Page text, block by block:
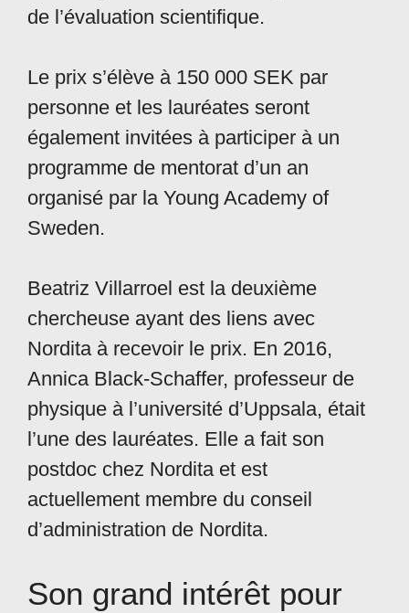
de l’évaluation scientifique.
Le prix s’élève à 150 000 SEK par
personne et les lauréates seront
également invitées à participer à un
programme de mentorat d’un an
organisé par la Young Academy of
Sweden.
Beatriz Villarroel est la deuxième
chercheuse ayant des liens avec
Nordita à recevoir le prix. En 2016,
Annica Black-Schaffer, professeur de
physique à l’université d’Uppsala, était
l’une des lauréates. Elle a fait son
postdoc chez Nordita et est
actuellement membre du conseil
d’administration de Nordita.
Son grand intérêt pour